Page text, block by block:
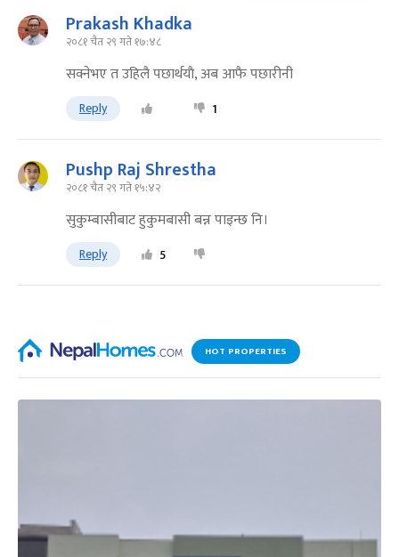
Prakash Khadka
२०८१ चैत २९ गते १७:४८
सक्नेभए त उहिलै पछार्थयाै, अब आफै पछारीनी
Reply 1
Pushp Raj Shrestha
२०८१ चैत २९ गते १५:४२
सुकुम्बासीबाट हुकुमबासी बन्न पाइन्छ नि।
Reply 5
HOT PROPERTIES